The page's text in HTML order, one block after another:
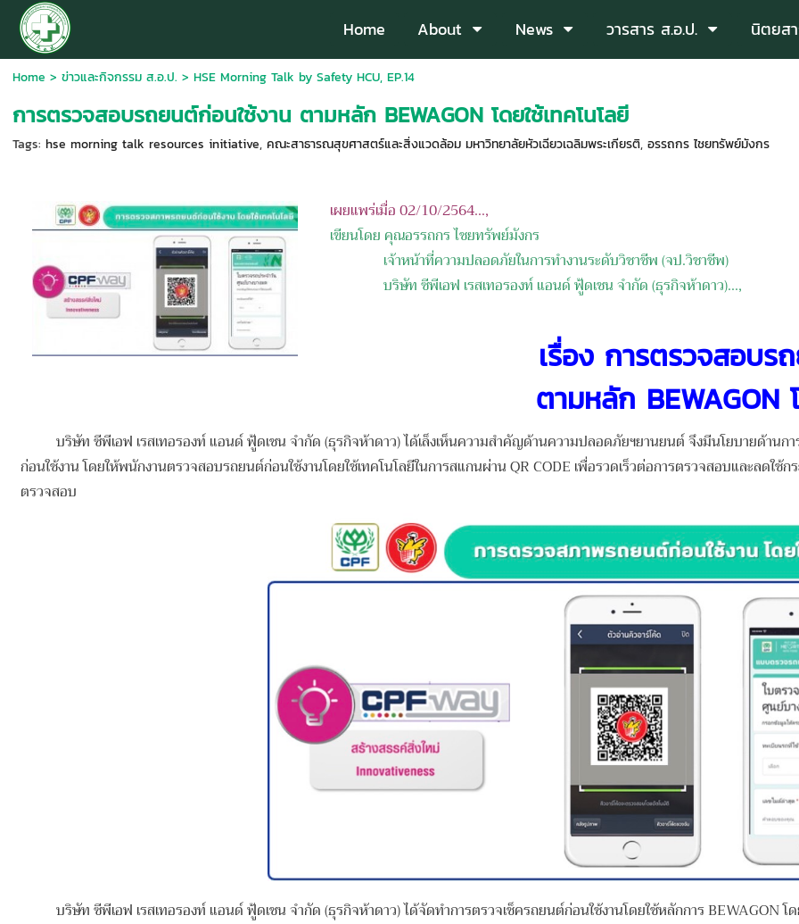
Home About News วารสาร ส.อ.ป. นิตยส
Home > ข่าวและกิจกรรม ส.อ.ป. > HSE Morning Talk by Safety HCU, EP.14
การตรวจสอบรถยนต์ก่อนใช้งาน ตามหลัก BEWAGON โดยใช้เทคโนโลยี
Tags: hse morning talk resources initiative, คณะสาธารณสุขศาสตร์และสิ่งแวดล้อม มหาวิทยาลัยหัวเฉียวเฉลิมพระเกียรติ, อรรถกร ไชยทรัพย์มังกร
เผยแพร่เมื่อ 02/10/2564...,
เขียนโดย คุณอรรถกร ไชยทรัพย์มังกร
เจ้าหน้าที่ความปลอดภัยในการทำงานระดับวิชาชีพ (จป.วิชาชีพ)
บริษัทซีพีเอฟ เรสเทอรองท์ แอนด์ ฟู้ดเชน จำกัด(ธุรกิจห้าดาว)...,
เรื่อง การตรวจสอบร
ตามหลัก BEWAGON
บริษัท ซีพีเอฟ เรสเทอรองท์ แอนด์ ฟู้ดเชน จำกัด (ธุรกิจห้าดาว) ได้เล็งเห็นความสำคัญด้านความปลอดภัยฯยานยนต์ จึงมีนโยบายด้านก
ก่อนใช้งาน โดยให้พนักงานตรวจสอบรถยนต์ก่อนใช้งานโดยใช้เทคโนโลยีในการสแกนผ่าน QR CODE เพื่อรวดเร็วต่อการตรวจสอบและลดใช้
ตรวจสอบ
บริษัท ซีพีเอฟ เรสเทอรองท์ แอนด์ ฟู้ดเชน จำกัด (ธุรกิจห้าดาว) ได้จัดทำการตรวจเช็ครถยนต์ก่อนใช้งานโดยใช้หลักการ BEWAGON โ